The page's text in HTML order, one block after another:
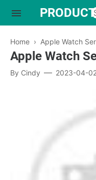
Home › Apple Watch
Apple Watch
By Cindy 2023-04-